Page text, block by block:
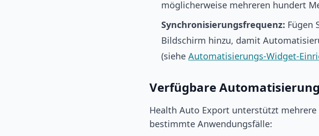
möglicherweise mehreren hundert
Synchronisierungsfrequenz: Fügen
Bildschirm hinzu, damit
(siehe Automatisierungs-Widget-
Verfügbare
Health Auto Export unterstützt
bestimmte Anwendungsfälle: